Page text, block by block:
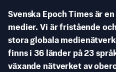
Svenska Epoch Times är
medier. Vi är fristående
stora globala
finns i 36 länder på 23
växande nätverket av